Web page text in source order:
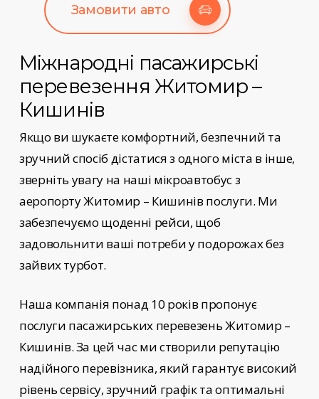
Замовити авто
Міжнародні пасажирські
перевезення Житомир –
Кишинів
Якщо ви шукаєте комфортний, безпечний та
зручний спосіб дістатися з одного міста в інше,
зверніть увагу на наші мікроавтобус з
аеропорту Житомир – Кишинів послуги. Ми
забезпечуємо щоденні рейси, щоб
задовольнити ваші потреби у подорожах без
зайвих турбот.
Наша компанія понад 10 років пропонує
послуги пасажирських перевезеньЖитомир –
Кишинів. За цей час ми створили репутацію
надійного перевізника, який гарантує високий
рівень сервісу, зручний графік та оптимальні